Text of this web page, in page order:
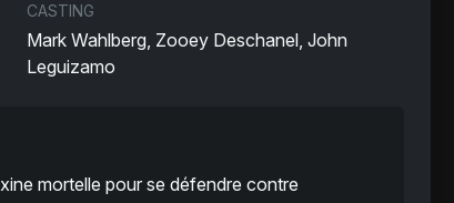
CASTING
Mark Wahlberg, Zooey Deschanel, John
Leguizamo
mortelle pour se défendre contre